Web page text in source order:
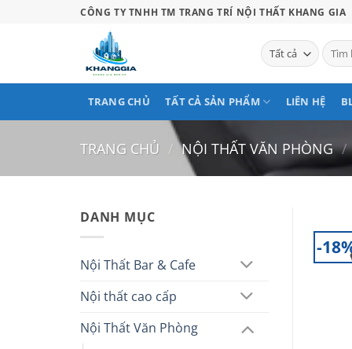
CÔNG TY TNHH TM TRANG TRÍ NỘI THẤT KHANG GIA
Tìm
kiếm:
TRANG CHỦ TẤT CẢ SẢN PHẨM LIÊN HỆ
TRANG CHỦ / NỘI THẤT VĂN PHÒNG /
DANH MỤC
Nội Thất Bar & Cafe
Nội thất cao cấp
Nội Thất Văn Phòng
-